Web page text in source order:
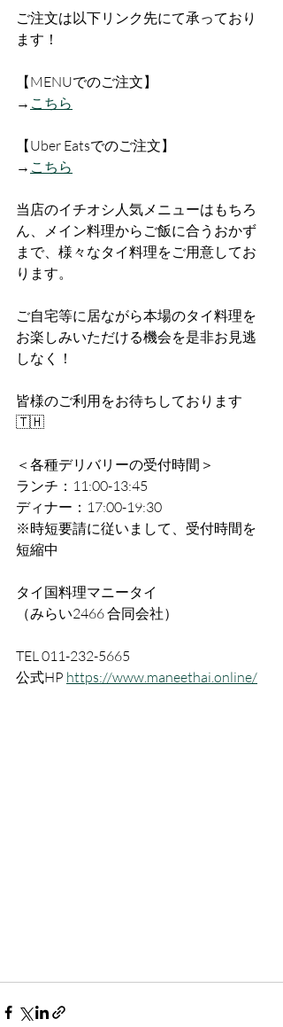
ご注文は以下リンク先にて承っており
ます！
【MENUでのご注文】
→ こちら
【Uber Eatsでのご注文】
→ こちら
当店のイチオシ人気メニューはもちろ
ん、メイン料理からご飯に合うおかず
まで、様々なタイ料理をご用意してお
ります。
ご自宅等に居ながら本場のタイ料理を
お楽しみいただける機会を是非お見逃
しなく！
皆様のご利用をお待ちしております
🇹🇭
＜各種デリバリーの受付時間＞
ランチ：11:00-13:45
ディナー：17:00-19:30
※時短要請に従いまして、受付時間を
短縮中
タイ国料理マニータイ
（みらい2466 合同会社）
TEL 011-232-5665
公式HP https://www.maneethai.online/